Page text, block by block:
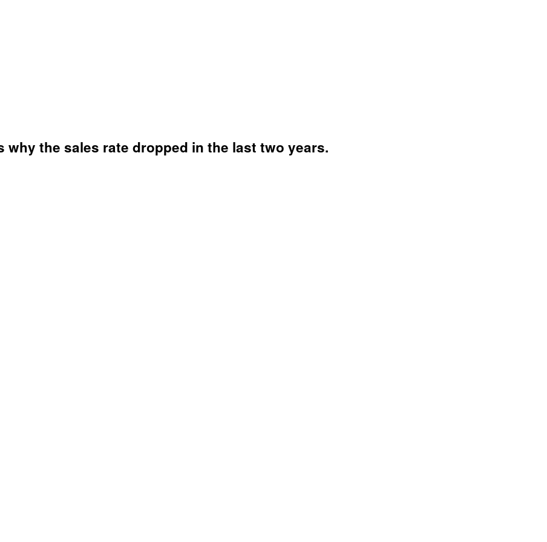
the sales rate dropped in the last two years.